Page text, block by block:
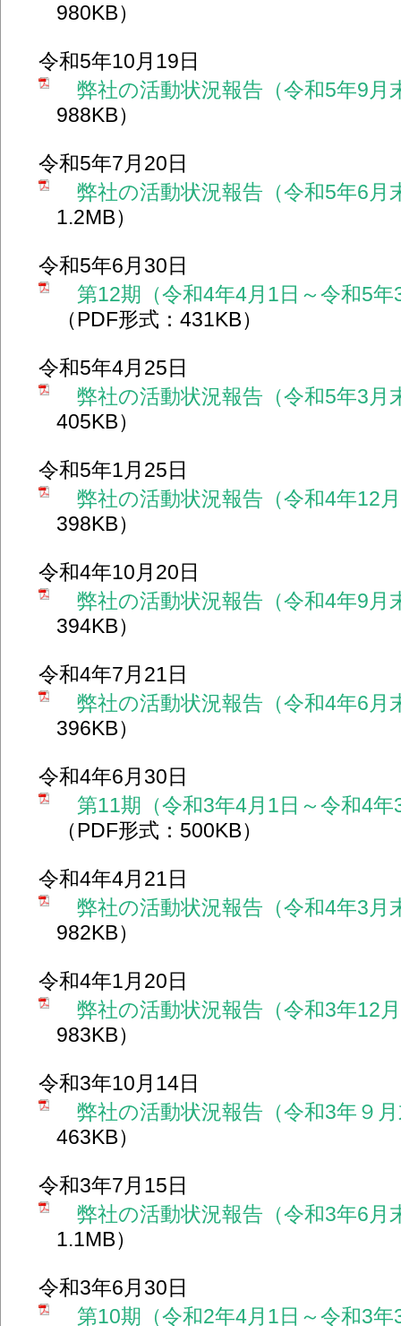
980KB）
令和5年10月19日
弊社の活動状況報告（令和5年9月
988KB）
令和5年7月20日
弊社の活動状況報告（令和5年6月
1.2MB）
令和5年6月30日
第12期（令和4年4月1日～令和5
（PDF形式：431KB）
令和5年4月25日
弊社の活動状況報告（令和5年3月
405KB）
令和5年1月25日
弊社の活動状況報告（令和4年12
398KB）
令和4年10月20日
弊社の活動状況報告（令和4年9月
394KB）
令和4年7月21日
弊社の活動状況報告（令和4年6月
396KB）
令和4年6月30日
第11期（令和3年4月1日～令和4
（PDF形式：500KB）
令和4年4月21日
弊社の活動状況報告（令和4年3月
982KB）
令和4年1月20日
弊社の活動状況報告（令和3年12
983KB）
令和3年10月14日
弊社の活動状況報告（令和3年９
463KB）
令和3年7月15日
弊社の活動状況報告（令和3年6月
1.1MB）
令和3年6月30日
第10期（令和2年4月1日～令和3